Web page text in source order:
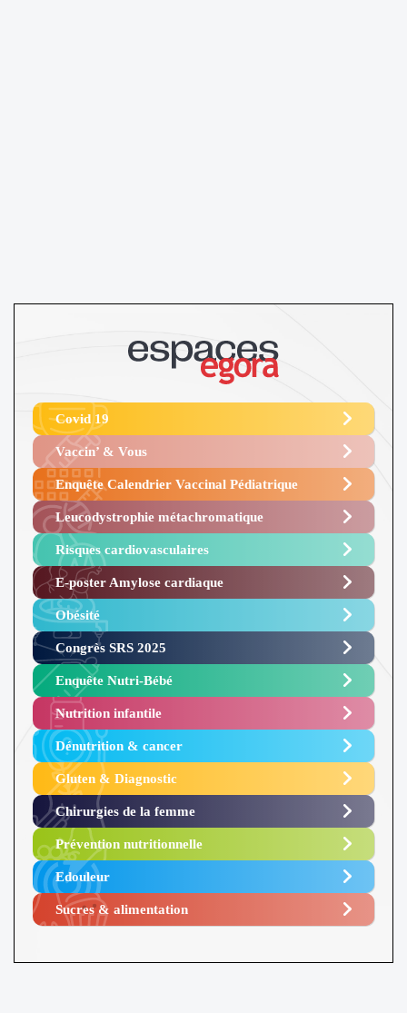
Covid 19
Vaccin’ & Vous
Enquête Calendrier Vaccinal Pédiatrique
Leucodystrophie métachromatique
Risques cardiovasculaires
E-poster Amylose cardiaque ​
Obésité ​
Congrès SRS 2025 ​
Enquête Nutri-Bébé ​
Nutrition infantile
Dénutrition & cancer
Gluten & Diagnostic
Chirurgies de la femme
Prévention nutritionnelle
Edouleur​
Sucres & alimentation​